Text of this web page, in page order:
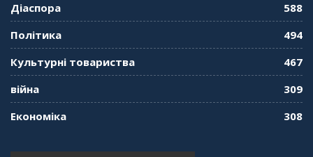
Діаспора
588
Політика
494
Культурні товариства
467
війна
309
Економіка
308